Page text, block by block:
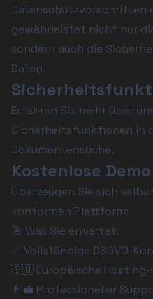
Datenschutzvorschriften
gewährleistet nicht nur
sondern auch die
Daten.
Sicherheitsfunktionen in
Dokumentensuche.
Kostenlose
Überzeugen Sie sich
konformen Plattform:
🎯 Was Sie erwartet:
✅ Vollständige DSGVO-
🇪🇺 Europäische
👨‍💼 Professioneller